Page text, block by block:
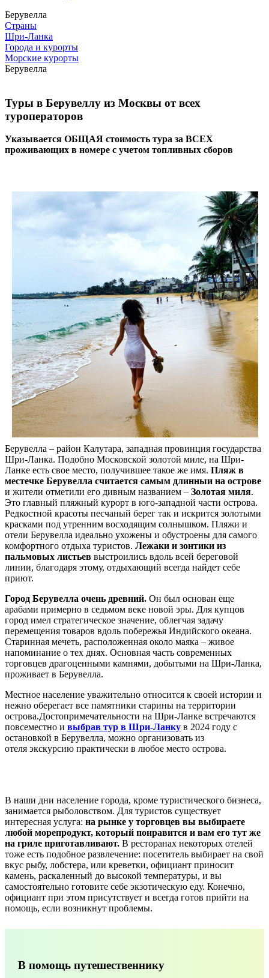
Берувелла
Страны
Шри-Ланка
Города и курорты
Морские курорты
Берувелла
Туры в Берувеллу из Москвы от всех
туроператоров
Указывается ОБЩАЯ стоимость тура за ВСЕХ
проживающих в номере с учетом топливных сборов
Берувелла – район Калутара, западная провинция государства
Шри-Ланка. Подобно Московской золотой миле, на Шри-
Ланке есть свое место, получившее такое же имя. Пляж в
местечке Берувелла считается самым длинныи на острове
и жители отметили его дивным названием – Золотая миля.
Это главный пляжный курорт в юго-западной части острова.
Редкостной красоты песчаный берег так и искрится золотыми
красками под утренним восходящим солнышком. Пляжи и
отели Берувелла идеально ухожены и обустроены для самого
комфортного отдыха туристов. Лежаки и зонтики из
пальмовых листьев выстроились вдоль всей береговой
линии, благодаря этому, отдыхающий всегда найдет себе
приют.
Город Берувелла очень древний. Он был основан еще
арабами примерно в седьмом веке новой эры. Для купцов
город имел стратегическое значение, облегчая задачу
перемещения товаров вдоль побережья Индийского океана.
Старинная мечеть, расположенная около маяка – живое
напоминание о тех днях. Основная часть современных
торговцев драгоценными камнями, добытыми на Шри-Ланка,
проживает в Берувелла.
Местное население уважительно относится к своей истории и
нежно оберегает все памятники старины на территории
острова.Достопримечательности на Шри-Ланке встречаются
повсеместно и выбрав тур в Шри-Ланку в 2024 году с
остановкой в Берувелла, можно организовать из
отеля экскурсию практически в любое место острова.
В наши дни население города, кроме туристического бизнеса,
занимается рыболовством. Для туристов существует
интересная услуга: на рынке у торговцев вы выбираете
любой морепродукт, который понравится и вам его тут же
на гриле приготавливают. В ресторанах некоторых отелей
тоже есть подобное развлечение: посетитель выбирает на свой
вкус рыбу, лобстера, или креветки, официант приносит
камень, раскаленный до высокой температуры, и вы
самостоятельно готовите себе экзотическую еду. Конечно,
официант при этом присутствует и всегда готов прийти на
помощь, если возникнут проблемы.
В помощь путешественнику